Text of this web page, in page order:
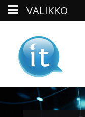
content
VALIKKO